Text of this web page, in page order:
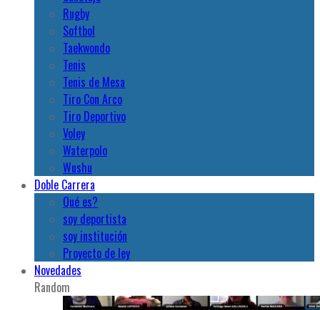
Rugby
Softbol
Taekwondo
Tenis
Tenis de Mesa
Tiro Con Arco
Tiro Deportivo
Voley
Waterpolo
Wushu
Doble Carrera
Qué es?
soy deportista
soy institución
Proyecto de ley
Novedades
Random